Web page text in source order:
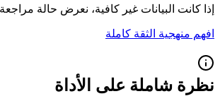
إذا كانت البيانات غير كافية، نعرض حالة
افهم منهجية الثقة كاملة
نظرة شاملة على الأداة